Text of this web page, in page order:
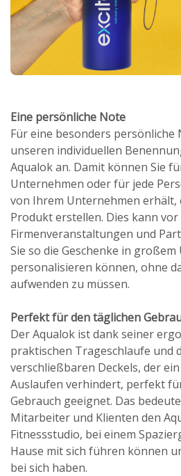
Eine persönliche Note
Für eine besonders persönliche
unseren individuellen
Aqualok an. Damit können Sie
Unternehmen oder für jede
von Ihrem Unternehmen erhält,
Produkt erstellen. Dies kann vor
Firmenveranstaltungen und
Sie so die Geschenke in großem
personalisieren können, ohne
aufwenden zu müssen.
Perfekt für den täglichen
Der Aqualok ist dank seiner
praktischen Trageschlaufe und
verschließbaren Deckels, der
Auslaufen verhindert, perfekt
Gebrauch geeignet. Das
Mitarbeiter und Klienten den
Fitnessstudio, bei einem
Hause mit sich führen können
bei sich haben.